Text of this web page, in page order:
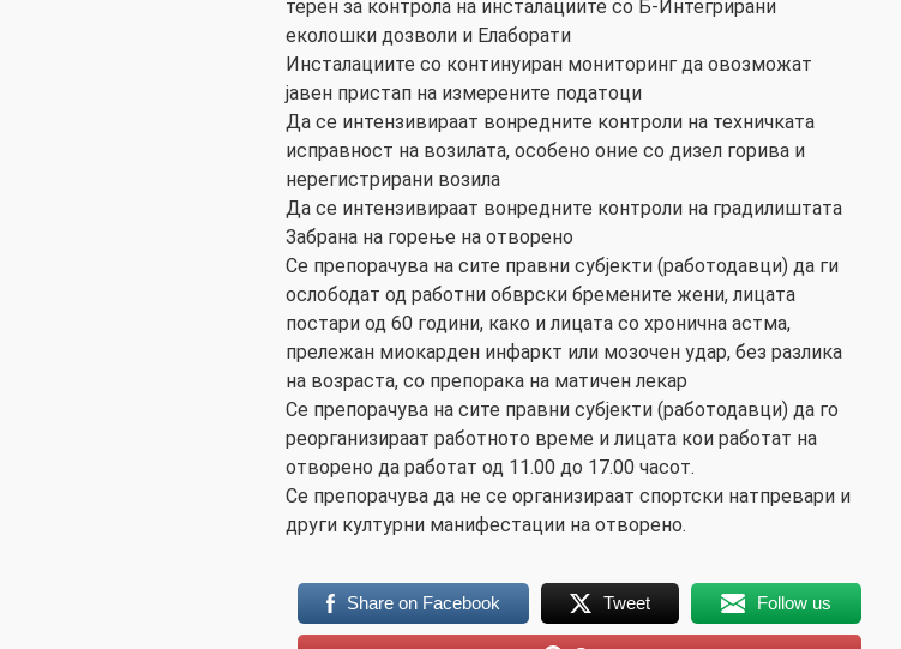
терен за контрола на инсталациите со Б-Интегрирани
еколошки дозволи и Елаборати
Инсталациите со континуиран мониторинг да овозможат
јавен пристап на измерените податоци
Да се интензивираат вонредните контроли на техничката
исправност на возилата, особено оние со дизел горива и
нерегистрирани возила
Да се интензивираат вонредните контроли на градилиштата
Забрана на горење на отворено
Се препорачува на сите правни субјекти (работодавци) да ги
ослободат од работни обврски бремените жени, лицата
постари од 60 години, како и лицата со хронична астма,
прележан миокарден инфаркт или мозочен удар, без разлика
на возраста, со препорака на матичен лекар
Се препорачува на сите правни субјекти (работодавци) да го
реорганизираат работното време и лицата кои работат на
отворено да работат од 11.00 до 17.00 часот.
Се препорачува да не се организираат спортски натпревари и
други културни манифестации на отворено.
Share on Facebook Tweet Follow us